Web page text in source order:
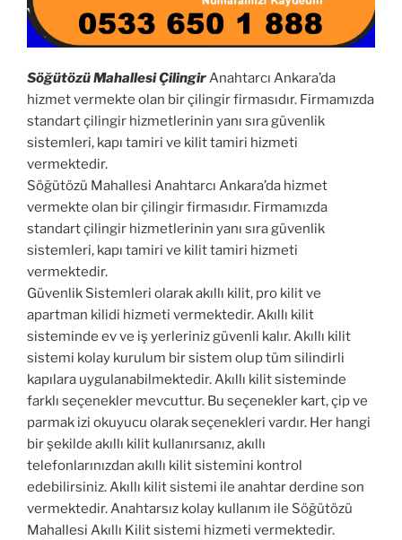
Söğütözü Mahallesi ÇilingirAnahtarcı Ankara’da
hizmet vermekte olan bir çilingir firmasıdır. Firmamızda
standart çilingir hizmetlerinin yanı sıra güvenlik
sistemleri, kapı tamiri ve kilit tamiri hizmeti
vermektedir.
Söğütözü Mahallesi Anahtarcı Ankara’da hizmet
vermekte olan bir çilingir firmasıdır. Firmamızda
standart çilingir hizmetlerinin yanı sıra güvenlik
sistemleri, kapı tamiri ve kilit tamiri hizmeti
vermektedir.
Güvenlik Sistemleri olarak akıllı kilit, pro kilit ve
apartman kilidi hizmeti vermektedir. Akıllı kilit
sisteminde ev ve iş yerleriniz güvenli kalır. Akıllı kilit
sistemi kolay kurulum bir sistem olup tüm silindirli
kapılara uygulanabilmektedir. Akıllı kilit sisteminde
farklı seçenekler mevcuttur. Bu seçenekler kart, çip ve
parmak izi okuyucu olarak seçenekleri vardır. Her hangi
bir şekilde akıllı kilit kullanırsanız, akıllı
telefonlarınızdan akıllı kilit sistemini kontrol
edebilirsiniz. Akıllı kilit sistemi ile anahtar derdine son
vermektedir. Anahtarsız kolay kullanım ile Söğütözü
Mahallesi Akıllı Kilit sistemi hizmeti vermektedir.